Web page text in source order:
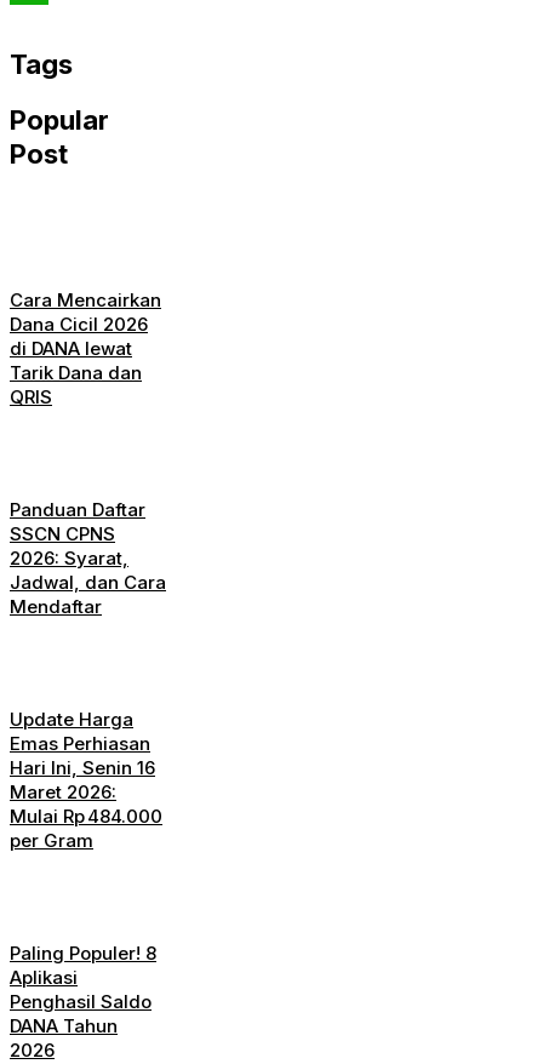
Tags
Popular
Post
Cara Mencairkan
Dana Cicil 2026
di DANA lewat
Tarik Dana dan
QRIS
Panduan Daftar
SSCN CPNS
2026: Syarat,
Jadwal, dan Cara
Mendaftar
Update Harga
Emas Perhiasan
Hari Ini, Senin 16
Maret 2026:
Mulai Rp 484.000
per Gram
Paling Populer! 8
Aplikasi
Penghasil Saldo
DANA Tahun
2026